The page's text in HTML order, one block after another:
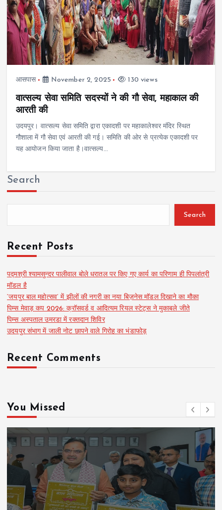
आसपास November 2, 2025 130 views
वात्सल्य सेवा समिति सदस्यों ने की गौ सेवा, महाकाल की
आरती की
उदयपुर। वात्सल्य सेवा समिति द्वारा एकादशी पर महाकालेश्वर मंदिर स्थित
गौशाला में गौ सेवा एवं आरती की गई। समिति की ओर से प्रत्येक एकादशी पर
यह आयोजन किया जाता है।वात्सल्य…
Search
Search
Recent Posts
पद्मश्री श्यामसुन्दर पालीवाल बोले धरातल पर किए गए कार्य का परिणाम ही पिपलांत्री
मॉडल है
‘जयपुर बाल महोत्सव’ में झीलों की नगरी का नया बिज़नेस मॉडल दिखाने का मौका
पिम्स मेवाड़ कप 2026: क्रॉसवर्ड व आदित्यम रियल स्टेट्स ने मुकाबले जीते
पिम्स अस्पताल उमरडा में रक्तदान शिविर
उदयपुर संभाग में जाली नोट छापने वाले गिरोह का भंडाफोड़
Recent Comments
You Missed